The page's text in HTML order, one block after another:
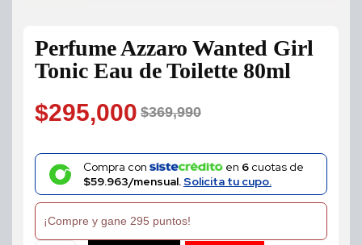
Perfume Azzaro Wanted Girl
Tonic Eau de Toilette 80ml
$369,990
Original
price
was:
$369,990.
$295,000
Current
price
is:
$295,000.
Compra con en 6cuotas de
$59.963/mensual.Solicita tu cupo.
¡Compre y gane 295 puntos!